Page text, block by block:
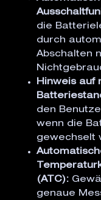
die
durch
Abschalten
Hinweis auf
den
wenn die
gewechselt
(ATC):
genaue